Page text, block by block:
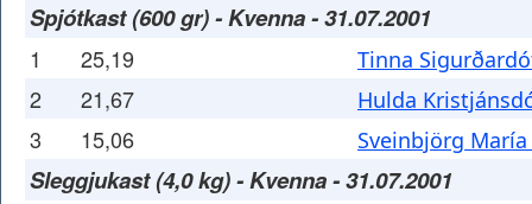
Spjótkast (600 gr) - Kvenna - 31.07.2001
1 25,19 Tinna
2 21,67 Hulda
3 15,06 Sveinbjörg
Sleggjukast (4,0 kg) - Kvenna - 31.07.2001